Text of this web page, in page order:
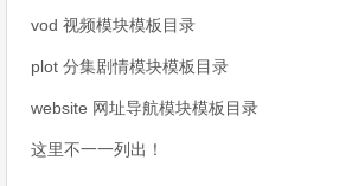
vod 视频模块模板目录
plot 分集剧情模块模板目录
website 网址导航模块模板目录
这里不一一列出！